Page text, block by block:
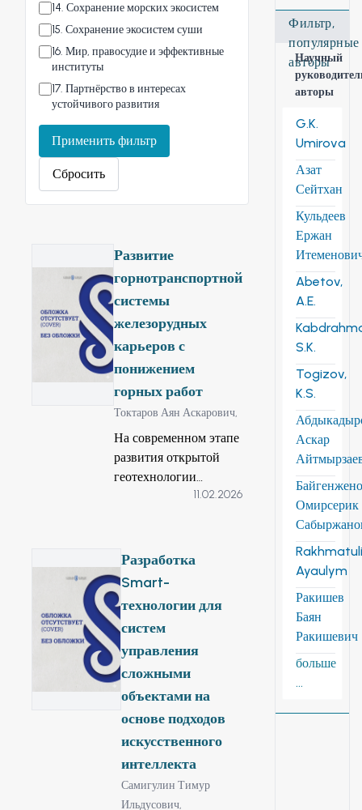
14. Сохранение морских экосистем
15. Сохранение экосистем суши
16. Мир, правосудие и эффективные
институты
17. Партнёрство в интересах
устойчивого развития
Применить фильтр
Сбросить
Развитие
горнотранспортной
системы
железорудных
карьеров с
понижением
горных работ
Токтаров Аян Аскарович,
На современном этапе
развития открытой
геотехнологии
техники, связанное с
увеличением
единичной мощности
карьерных
экскаваторов (с
емкостью ковша до
40-50 м3 ),
автосамосвалов
до 300 т и выше),
крутонаклонных
конвейеров (угол
подъема до 50°),
11.02.2026
Разработка
Smart-
технологии для
систем
управления
сложными
объектами на
основе подходов
искусственного
интеллекта
Самигулин Тимур
Ильдусович,
Фильтр,
популярные
авторы
Научный
авторы
G.K.
Umirova
Азат
Сейтхан
Кульдеев
Ержан
Abetov,
A.E.
S.K.
Togizov,
K.S.
Аскар
Омирсерик
Ayaulym
Ракишев
Баян
Ракишевич
больше
...